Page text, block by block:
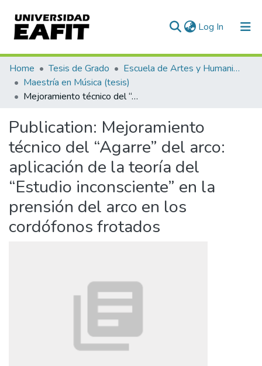
Log In (current)
Communities & Collections
All of DSpace
Home Tesis de Grado
Escuela de Artes y Humanidades
Maestría en Música (tesis)
Mejoramiento técnico del “Agarre” del arco: aplicación de la teoría del “Estudio inconsciente” en la prensión del arco en los cordófonos frotados
Publication: Mejoramiento
técnico del “Agarre” del arco:
aplicación de la teoría del
“Estudio inconsciente” en la
prensión del arco en los
cordófonos frotados